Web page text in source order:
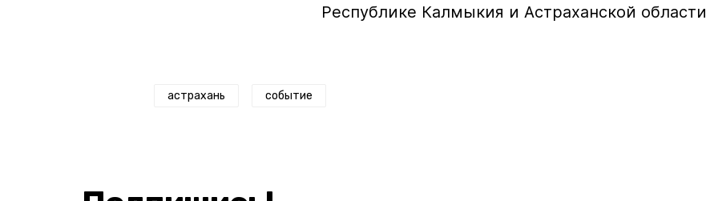
Республике Калмыкия и Астраханской области
астрахань событие